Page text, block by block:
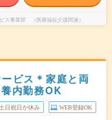
ス事業部 （医療福祉介護関連）
ビス＊家庭と両
内勤務OK
土日祝日が休み WEB登録OK